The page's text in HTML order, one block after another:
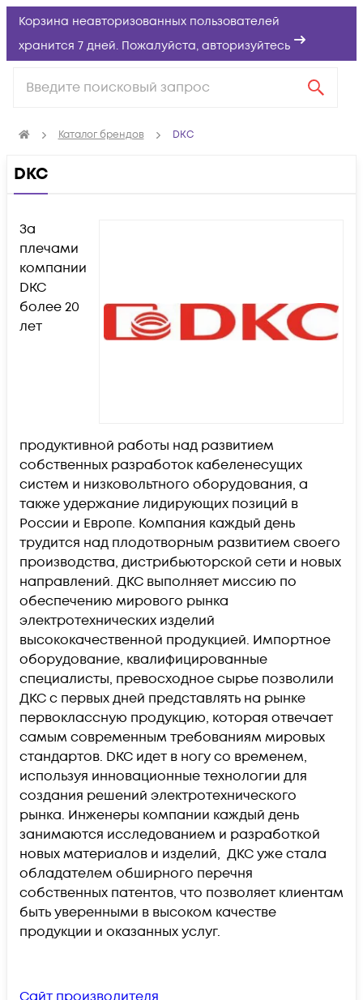
Корзина неавторизованных пользователей
хранится 7 дней. Пожалуйста, авторизуйтесь
Каталог брендов DKC
DKC
За
плечами
компании
DKC
более 20
лет
продуктивной работы над развитием
собственных разработок кабеленесущих
систем и низковольтного оборудования, а
также удержание лидирующих позиций в
России и Европе. Компания каждый день
трудится над плодотворным развитием своего
производства, дистрибьюторской сети и новых
направлений. ДКС выполняет миссию по
обеспечению мирового рынка
электротехнических изделий
высококачественной продукцией. Импортное
оборудование, квалифицированные
специалисты, превосходное сырье позволили
ДКС с первых дней представлять на рынке
первоклассную продукцию, которая отвечает
самым современным требованиям мировых
стандартов. DKC идет в ногу со временем,
используя инновационные технологии для
создания решений электротехнического
рынка. Инженеры компании каждый день
занимаются исследованием и разработкой
новых материалов и изделий, ДКС уже стала
обладателем обширного перечня
собственных патентов, что позволяет клиентам
быть уверенными в высоком качестве
продукции и оказанных услуг.